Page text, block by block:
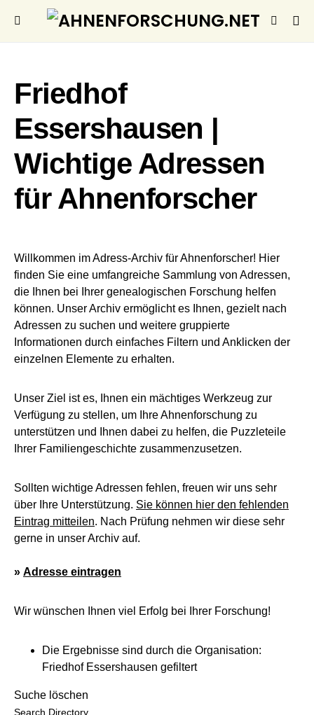
Friedhof
Essershausen |
Wichtige Adressen
für Ahnenforscher
Willkommen im Adress-Archiv für Ahnenforscher! Hier
finden Sie eine umfangreiche Sammlung von Adressen,
die Ihnen bei Ihrer genealogischen Forschung helfen
können. Unser Archiv ermöglicht es Ihnen, gezielt nach
Adressen zu suchen und weitere gruppierte
Informationen durch einfaches Filtern und Anklicken der
einzelnen Elemente zu erhalten.
Unser Ziel ist es, Ihnen ein mächtiges Werkzeug zur
Verfügung zu stellen, um Ihre Ahnenforschung zu
unterstützen und Ihnen dabei zu helfen, die Puzzleteile
Ihrer Familiengeschichte zusammenzusetzen.
Sollten wichtige Adressen fehlen, freuen wir uns sehr
über Ihre Unterstützung. Sie können hier den fehlenden
Eintrag mitteilen. Nach Prüfung nehmen wir diese sehr
gerne in unser Archiv auf.
» Adresse eintragen
Wir wünschen Ihnen viel Erfolg bei Ihrer Forschung!
Die Ergebnisse sind durch die Organisation:
Friedhof Essershausen gefiltert
Suche löschen
Search Directory